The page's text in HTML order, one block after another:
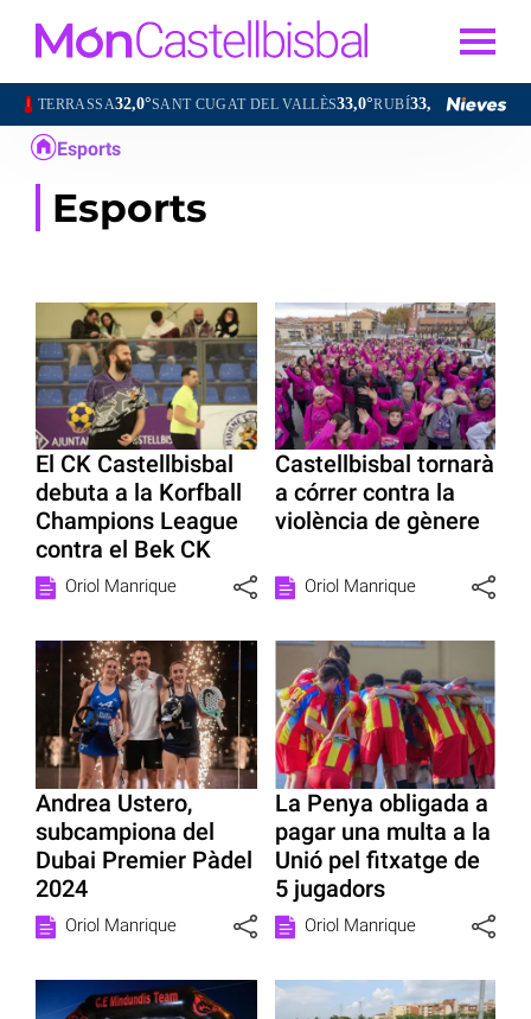
TERRASSA32,0°SANT CUGAT DEL VALLÈS33,0°RUBÍ33,0°OLESA DE
Esports
Esports
El CK Castellbisbal
debuta a la Korfball
Champions League
contra el Bek CK
Oriol Manrique
Castellbisbal tornarà
a córrer contra la
violència de gènere
Oriol Manrique
Andrea Ustero,
subcampiona del
Dubai Premier Pàdel
2024
Oriol Manrique
La Penya obligada a
pagar una multa a la
Unió pel fitxatge de
5 jugadors
Oriol Manrique